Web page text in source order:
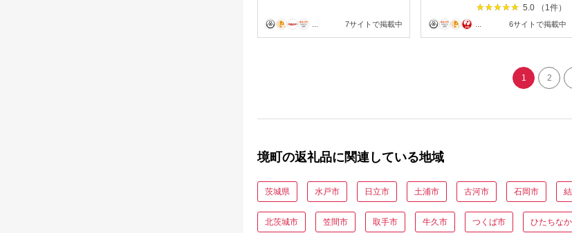
7サイトで掲載中
5.0 （1件）
6サイトで掲載中
1 2
境町の返礼品に関連している地域
茨城県 水戸市 日立市 土浦市 古河市 石岡市
北茨城市 笠間市 取手市 牛久市 つくば市 ひたちな